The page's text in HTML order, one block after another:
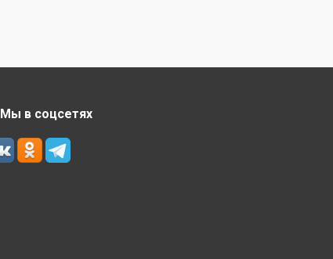
Мы в соцсетях